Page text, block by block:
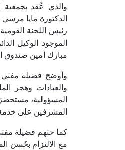
الدكتورة مايا
رئيس اللجنة
الموجود الوكيل
مبارك أمين صندوق
وأوضح فضيلة مفتي
والعبادات وهجر
المسؤولية،
المشرفين على خدمة
كما حثهم فضيلة
مع الالتزام بحُسن